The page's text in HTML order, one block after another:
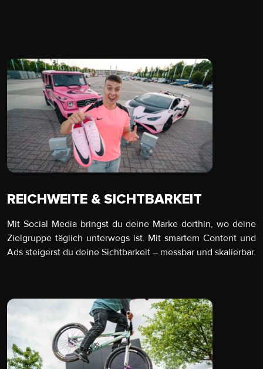
REICHWEITE & SICHTBARKEIT
Mit Social Media bringst du deine Marke dorthin, wo deine
Zielgruppe täglich unterwegs ist. Mit smartem Content und
Ads steigerst du deine Sichtbarkeit – messbar und skalierbar.